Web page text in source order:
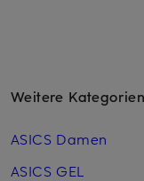
Weitere Kategorien
ASICS Damen
ASICS GEL